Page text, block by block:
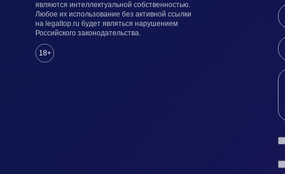
являются интеллектуальной собственностью.
Любое их использование без активной ссылки
на legaltop.ru будет являться нарушением
Российского законодательства.
18+